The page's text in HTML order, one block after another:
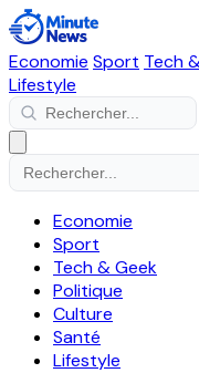
Economie Sport Tech
Lifestyle
Economie
Sport
Tech & Geek
Politique
Culture
Santé
Lifestyle